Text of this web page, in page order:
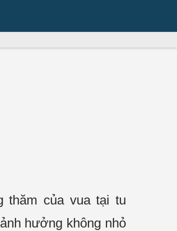
thăm của vua tạitu
ảnh hưởng không nhỏ